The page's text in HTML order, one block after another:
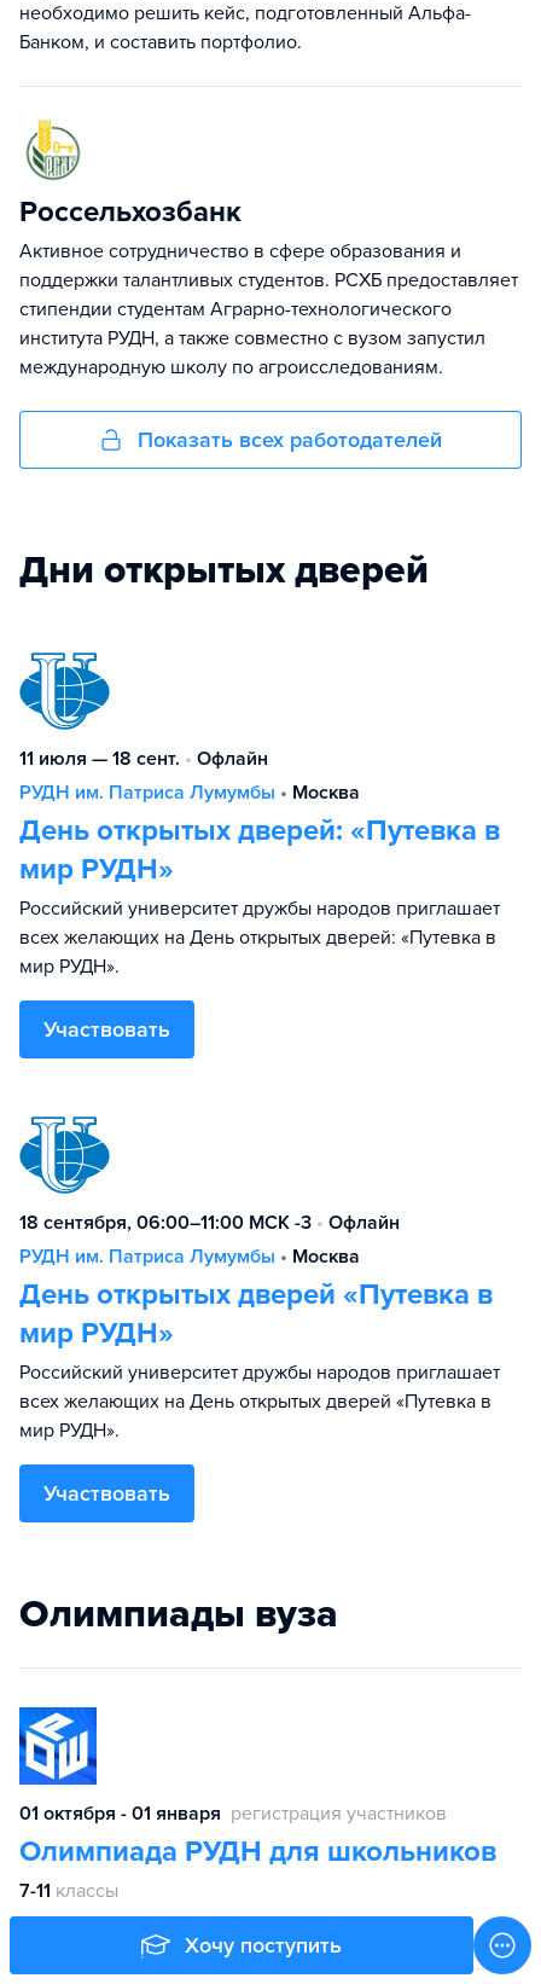
Хочу поступить
необходимо решить кейс, подготовленный Альфа-
Банком, и составить портфолио.
Россельхозбанк
Активное сотрудничество в сфере образования и
поддержки талантливых студентов. РСХБ предоставляет
стипендии студентам Аграрно-технологического
института РУДН, а также совместно с вузом запустил
международную школу по агроисследованиям.
Показать всех работодателей
Дни открытых дверей
11 июля — 18 сент. • Офлайн
РУДН им. Патриса Лумумбы • Москва
День открытых дверей: «Путевка в
мир РУДН»
Российский университет дружбы народов приглашает
всех желающих на День открытых дверей: «Путевка в
мир РУДН».
Участвовать
18 сентября, 06:00–11:00 МСК -3 • Офлайн
РУДН им. Патриса Лумумбы • Москва
День открытых дверей «Путевка в
мир РУДН»
Российский университет дружбы народов приглашает
всех желающих на День открытых дверей «Путевка в
мир РУДН».
Участвовать
Олимпиады вуза
01 октября - 01 января регистрация участников
Олимпиада РУДН для школьников
7-11 классы